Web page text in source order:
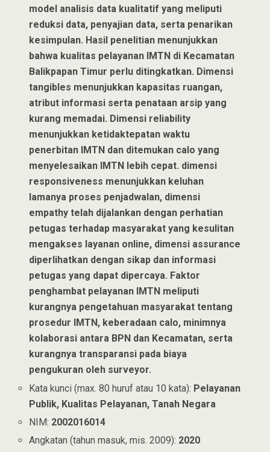
model analisis data kualitatif yang meliputi
reduksi data, penyajian data, serta penarikan
kesimpulan. Hasil penelitian menunjukkan
bahwa kualitas pelayanan IMTN di Kecamatan
Balikpapan Timur perlu ditingkatkan. Dimensi
tangibles menunjukkan kapasitas ruangan,
atribut informasi serta penataan arsip yang
kurang memadai. Dimensi reliability
menunjukkan ketidaktepatan waktu
penerbitan IMTN dan ditemukan calo yang
menyelesaikan IMTN lebih cepat. dimensi
responsiveness menunjukkan keluhan
lamanya proses penjadwalan, dimensi
empathy telah dijalankan dengan perhatian
petugas terhadap masyarakat yang kesulitan
mengakses layanan online, dimensi assurance
diperlihatkan dengan sikap dan informasi
petugas yang dapat dipercaya. Faktor
penghambat pelayanan IMTN meliputi
kurangnya pengetahuan masyarakat tentang
prosedur IMTN, keberadaan calo, minimnya
kolaborasi antara BPN dan Kecamatan, serta
kurangnya transparansi pada biaya
pengukuran oleh surveyor.
Kata kunci (max. 80 huruf atau 10 kata): Pelayanan
Publik, Kualitas Pelayanan, Tanah Negara
NIM: 2002016014
Angkatan (tahun masuk, mis. 2009): 2020